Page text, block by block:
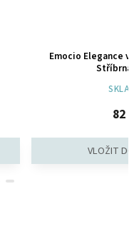
Emocio Elegance
Stříbrná
82